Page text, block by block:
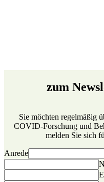
zum
Sie möchten regelmäßig
COVID-Forschung und
melden Sie sich
Anrede